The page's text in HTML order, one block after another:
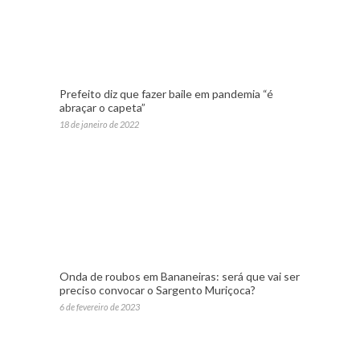
Prefeito diz que fazer baile em pandemia “é
abraçar o capeta”
18 de janeiro de 2022
Onda de roubos em Bananeiras: será que vai ser
preciso convocar o Sargento Muriçoca?
6 de fevereiro de 2023